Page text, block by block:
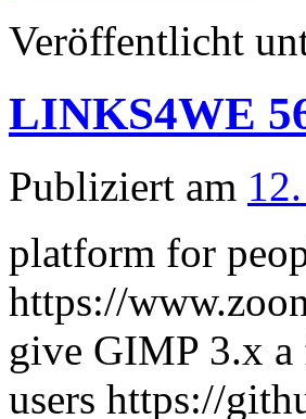
Veröffentlicht
LINKS4WE
Publiziert am
platform for
https://
give GIMP 3.x
users https://